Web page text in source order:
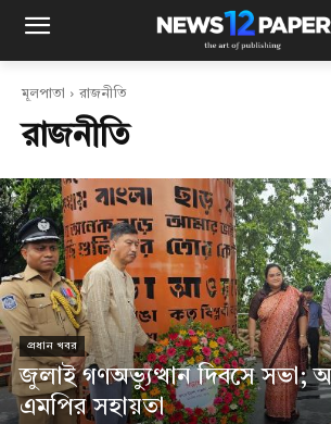
মূলপাতা রাজনীতি
রাজনীতি
প্রধান খবর
জুলাই গণঅভ্যুত্থান দিবসে সভা;
এমপির সহায়তা